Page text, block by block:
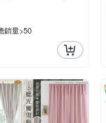
銷量>50